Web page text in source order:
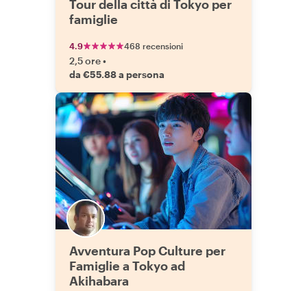
Tour della città di Tokyo per
famiglie
4.9 468 recensioni
2,5 ore•
da €55.88 a persona
Avventura Pop Culture per
Famiglie a Tokyo ad
Akihabara